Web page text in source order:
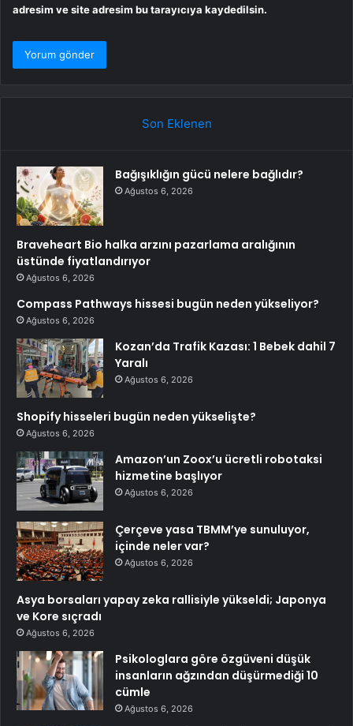
adresim ve site adresim bu tarayıcıya kaydedilsin.
Son Eklenen
Bağışıklığın gücü nelere bağlıdır?
Ağustos 6, 2026
Braveheart Bio halka arzını pazarlama aralığının
üstünde fiyatlandırıyor
Ağustos 6, 2026
Compass Pathways hissesi bugün neden yükseliyor?
Ağustos 6, 2026
Kozan’da Trafik Kazası: 1 Bebek dahil 7
Yaralı
Ağustos 6, 2026
Shopify hisseleri bugün neden yükselişte?
Ağustos 6, 2026
Amazon’un Zoox’u ücretli robotaksi
hizmetine başlıyor
Ağustos 6, 2026
Çerçeve yasa TBMM’ye sunuluyor,
içinde neler var?
Ağustos 6, 2026
Asya borsaları yapay zeka rallisiyle yükseldi; Japonya
ve Kore sıçradı
Ağustos 6, 2026
Psikologlara göre özgüveni düşük
insanların ağzından düşürmediği 10
cümle
Ağustos 6, 2026